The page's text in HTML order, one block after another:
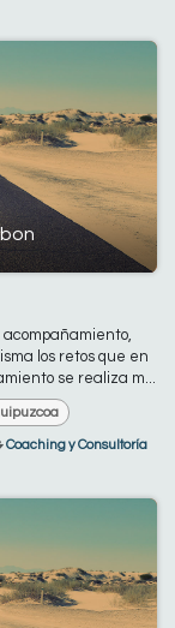
acompañamiento,
los retos que en
se realiza m...
Coaching y Consultoría